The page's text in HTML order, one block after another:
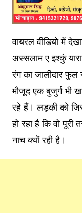
वायरल वीडियो में
अस्‍सलाम ए इश्‍कुं
रंग का जालीदार फुल
मौजूद एक बुजुर्ग भी
रहे हैं। लड़की को
हो रहा है कि वो
नाच क्‍यों रही है।